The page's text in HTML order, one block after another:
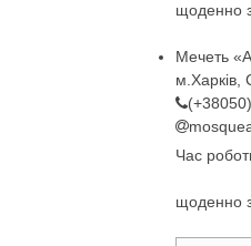
щоденно
Мечеть
м.Харків,
Час
щоденно